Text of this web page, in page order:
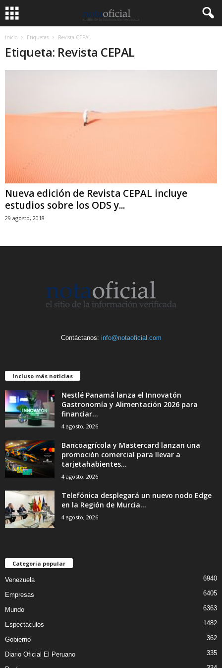
Inicio Etiquetas Revista CEPAL
Etiqueta: Revista CEPAL
Nueva edición de Revista CEPAL incluye
estudios sobre los ODS y...
29 agosto, 2018
Contáctanos: info@notaoficial.com
Incluso más noticias
Nestlé Panamá lanza el Innovatón
Gastronomía y Alimentación 2026 para
financiar...
4 agosto, 2026
Bancoagrícola y Mastercard lanzan una
promoción comercial para llevar a
tarjetahabientes...
4 agosto, 2026
Telefónica desplegará un nuevo nodo Edge
en la Región de Murcia...
4 agosto, 2026
Categoría popular
Venezuela 6940
Empresas 6405
Mundo 6363
Espectáculos 1482
Gobierno 362
Diario Oficial El Peruano 335